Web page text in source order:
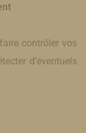
contrôler vos
d’éventuels